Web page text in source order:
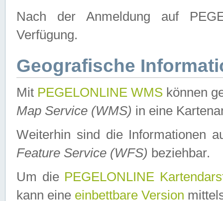
Nach der Anmeldung auf
Verfügung.
Geografische
Mit PEGELONLINE WMS können
Map Service (WMS) in eine
Weiterhin sind die Informationen
Feature Service (WFS) beziehbar.
Um die PEGELONLINE
kann eine einbettbare Version